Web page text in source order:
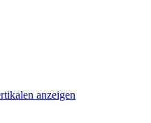
anzeigen